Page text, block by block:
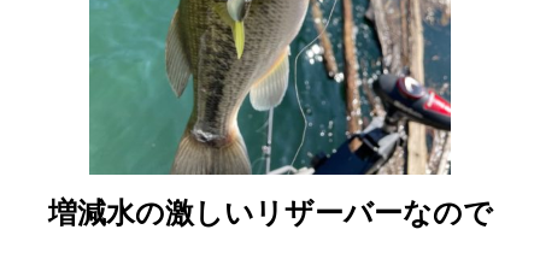
増減水の激しいリザーバーなので